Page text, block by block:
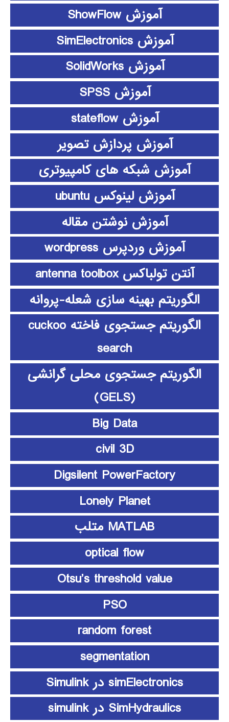
آموزش ShowFlow
آموزش SimElectronics
آموزش SolidWorks
آموزش SPSS
آموزش stateflow
آموزش پردازش تصویر
آموزش شبکه های کامپیوتری
آموزش لینوکس ubuntu
آموزش نوشتن مقاله
آموزش وردپرس wordpress
آنتن تولباکس antenna toolbox
الگوریتم بهینه سازی شعله-پروانه
الگوریتم جستجوی فاخته cuckoo
search
الگوریتم جستجوی محلی گرانشی
(GELS)
Big Data
civil 3D
Digsilent PowerFactory
Lonely Planet
MATLAB متلب
optical flow
Otsu’s threshold value
PSO
random forest
segmentation
simElectronics در Simulink
SimHydraulics در simulink